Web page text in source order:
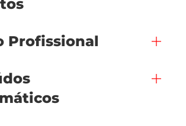
Profissional